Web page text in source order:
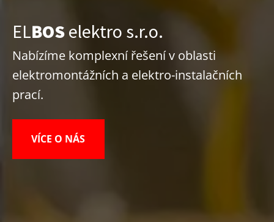
ELBOSelektro s.r.o.
Nabízíme komplexní řešení v oblasti
elektromontážních a elektro-instalačních
prací.
VÍCE O NÁS